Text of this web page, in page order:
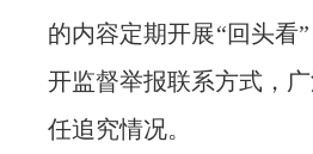
的内容定期开展“回头看
开监督举报联系方式，
任追究情况。